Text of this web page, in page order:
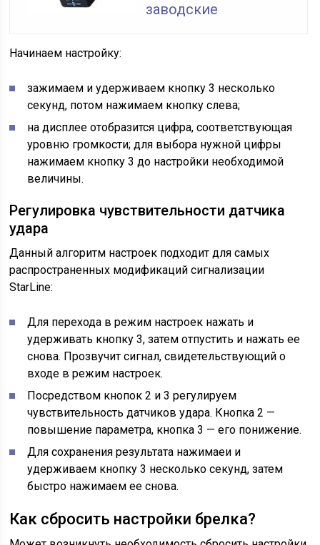
заводские
Начинаем настройку:
зажимаем и удерживаем кнопку 3 несколько
секунд, потом нажимаем кнопку слева;
на дисплее отобразится цифра, соответствующая
уровню громкости; для выбора нужной цифры
нажимаем кнопку 3 до настройки необходимой
величины.
Регулировка чувствительности датчика
удара
Данный алгоритм настроек подходит для самых
распространенных модификаций сигнализации
StarLine:
Для перехода в режим настроек нажать и
удерживать кнопку 3, затем отпустить и нажать ее
снова. Прозвучит сигнал, свидетельствующий о
входе в режим настроек.
Посредством кнопок 2 и 3 регулируем
чувствительность датчиков удара. Кнопка 2 —
повышение параметра, кнопка 3 — его понижение.
Для сохранения результата нажимаеи и
удерживаем кнопку 3 несколько секунд, затем
быстро нажимаем ее снова.
Как сбросить настройки брелка?